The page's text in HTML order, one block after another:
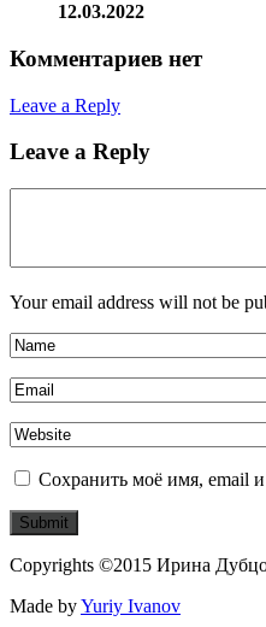
12.03.2022
Комментариев нет
Leave a Reply
Leave a Reply
Your email address will not be
Сохранить моё имя, email
Copyrights ©2015 Ирина
Made byYuriy Ivanov